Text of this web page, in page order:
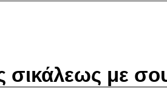
σικάλεως με